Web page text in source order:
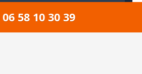
Confidentialité
06 58 10 30 39